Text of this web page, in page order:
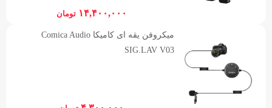
۱۴,۴۰۰,۰۰۰ تومان
میکروفن یقه ای کامیکا Comica Audio
SIG.LAV V03